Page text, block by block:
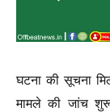
घटना की सूचना
मामले की जांच शुरू